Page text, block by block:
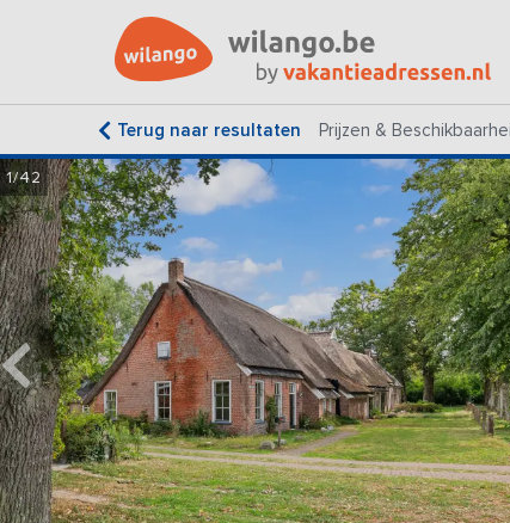
Terug naar resultaten Prijzen &
1/42